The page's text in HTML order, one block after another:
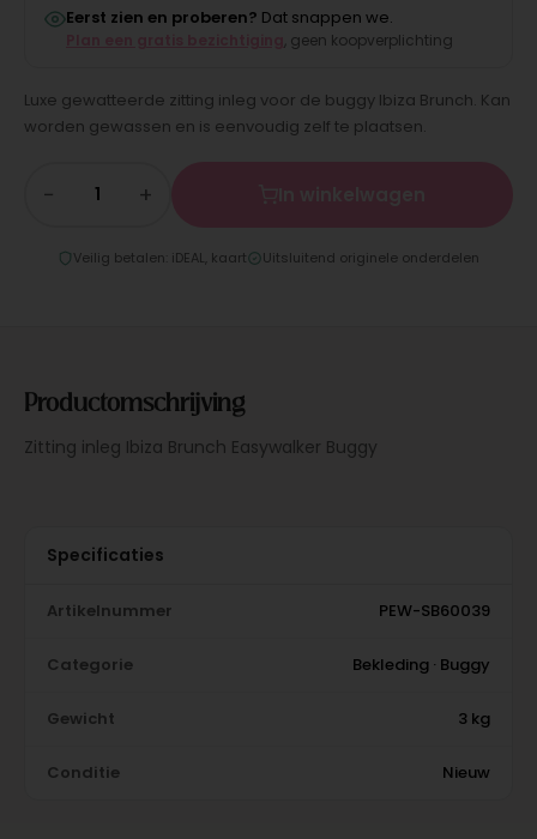
Eerst zien en proberen? Dat snappen we.
, geen koopverplichting
Luxe gewatteerde zitting inleg voor de buggy Ibiza Brunch. Kan
worden gewassen en is eenvoudig zelf te plaatsen.
− +
Veilig betalen: iDEAL, kaart Uitsluitend originele onderdelen
Productomschrijving
Zitting inleg Ibiza Brunch Easywalker Buggy
Specificaties
Artikelnummer PEW-SB60039
Categorie Bekleding · Buggy
Gewicht 3 kg
Conditie Nieuw